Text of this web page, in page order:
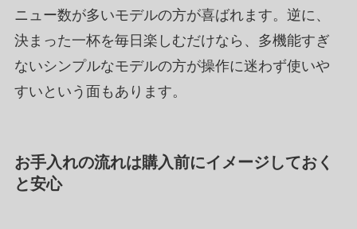
ニュー数が多いモデルの方が喜ばれます。逆に、
決まった一杯を毎日楽しむだけなら、多機能すぎ
ないシンプルなモデルの方が操作に迷わず使いや
すいという面もあります。
お手入れの流れは購入前にイメージしておく
と安心